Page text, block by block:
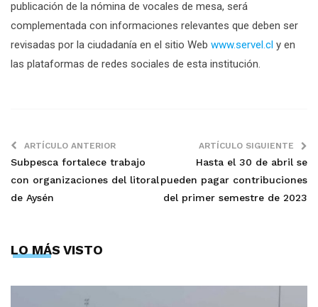
publicación de la nómina de vocales de mesa, será
complementada con informaciones relevantes que deben ser
revisadas por la ciudadanía en el sitio Web www.servel.cl y en
las plataformas de redes sociales de esta institución.
ARTÍCULO ANTERIOR
Subpesca fortalece trabajo
con organizaciones del litoral
de Aysén
ARTÍCULO SIGUIENTE
Hasta el 30 de abril se
pueden pagar contribuciones
del primer semestre de 2023
LO MÁS VISTO